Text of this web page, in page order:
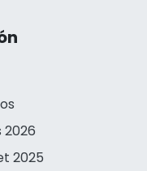
2026
2025